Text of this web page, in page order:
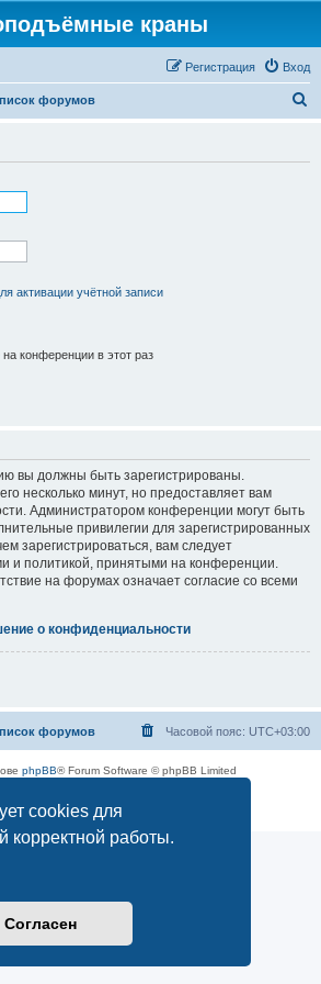
cookies для
корректной работы.
Согласен
краны
Вход
Регистрация
форумов
активации учётной записи
конференции в этот раз
вы должны быть зарегистрированы.
несколько минут, но предоставляет вам
Администратором конференции могут быть
привилегии для зарегистрированных
зарегистрироваться, вам следует
и политикой, принятыми на конференции.
на форумах означает согласие со всеми
о конфиденциальности
форумов Часовой пояс: UTC+03:00
phpBB® Forum Software © phpBB Limited
|Правила